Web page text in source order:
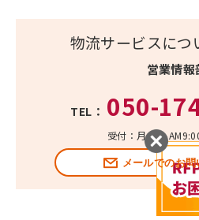
物流サービスにつ
営業情報
TEL： 050-
受付：月～金
メールでのお